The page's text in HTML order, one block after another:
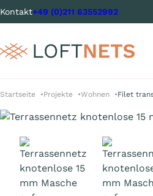
Kontakt+49 (0)211 63552992
Startseite Projekte Wohnen Filet